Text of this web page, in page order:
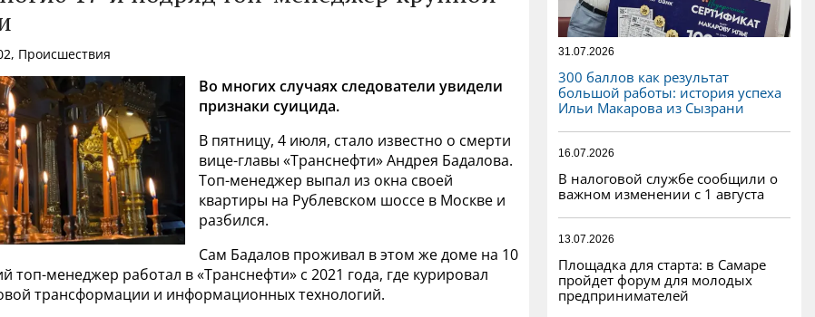
Происшествия
Во многих случаях следователи увидели
признаки суицида.
В пятницу, 4 июля, стало известно о смерти
вице-главы «Транснефти» Андрея Бадалова.
Топ-менеджер выпал из окна своей
квартиры на Рублевском шоссе в Москве и
разбился.
Сам Бадалов проживал в этом же доме на 10
топ-менеджер работал в «Транснефти» с 2021 года, где курировал
трансформации и информационных технологий.
31.07.2026
300 баллов как результат
большой работы: история успеха
Ильи Макарова из Сызрани
16.07.2026
В налоговой службе сообщили о
важном изменении с 1 августа
13.07.2026
Площадка для старта: в Самаре
пройдет форум для молодых
предпринимателей